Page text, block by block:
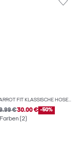
CARROT FIT KLASSISCHE HOSEN
€30.00 € -50%
Farben (2)